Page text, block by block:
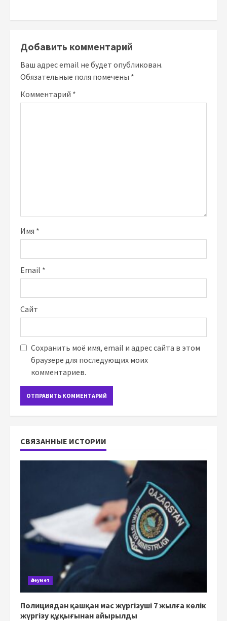
Добавить комментарий
Ваш адрес email не будет опубликован.
Обязательные поля помечены *
Комментарий *
Имя *
Email *
Сайт
Сохранить моё имя, email и адрес сайта в этом
браузере для последующих моих
комментариев.
СВЯЗАННЫЕ ИСТОРИИ
Әлеумет
Полициядан қашқан мас жүргізуші 7 жылға көлік
жүргізу құқығынан айырылды